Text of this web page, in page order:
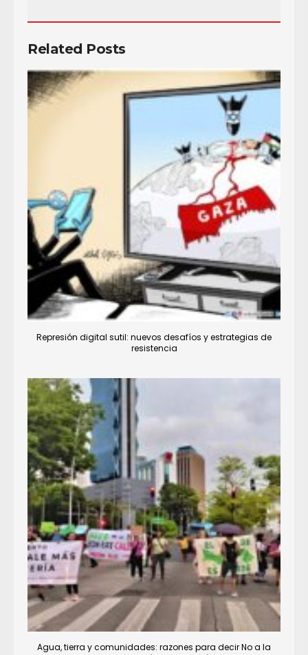
Related Posts
Represión digital sutil: nuevos desafíos y estrategias de
resistencia
Agua, tierra y comunidades: razones para decir No a la